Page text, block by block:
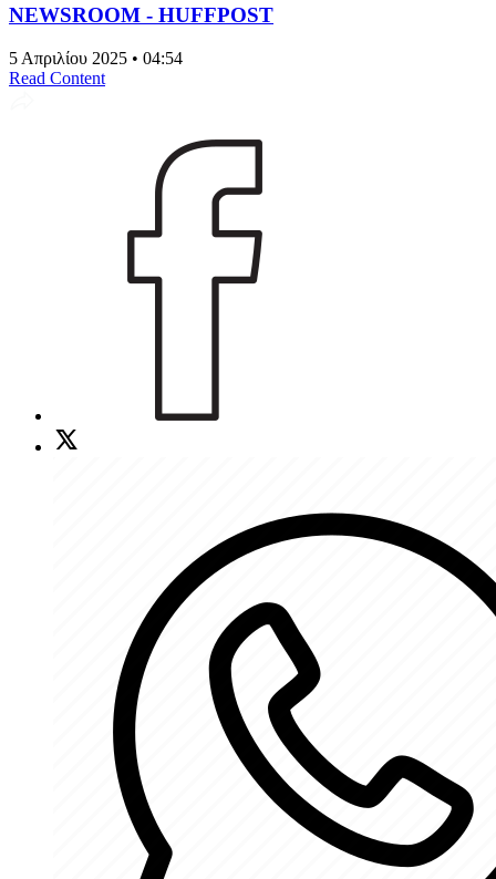
NEWSROOM - HUFFPOST
5 Απριλίου 2025 • 04:54
Read Content